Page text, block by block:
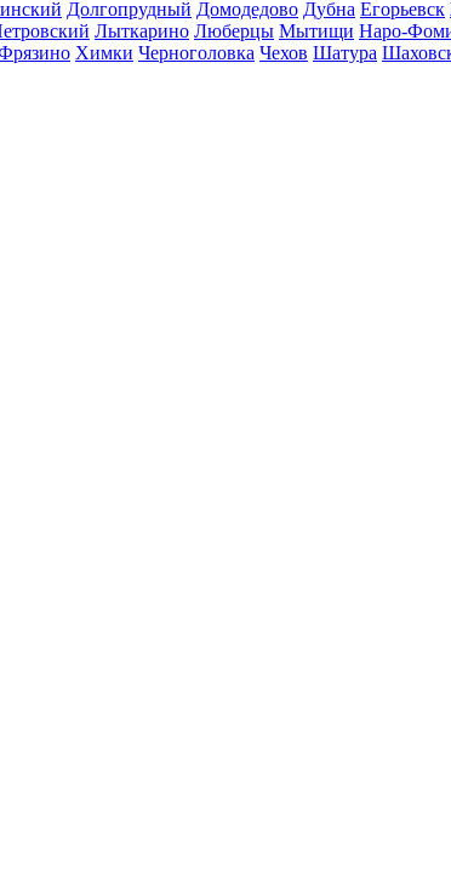
Долгопрудный Домодедово Дубна Егорьевск
Лыткарино Люберцы Мытищи Наро-
Химки Черноголовка Чехов Шатура